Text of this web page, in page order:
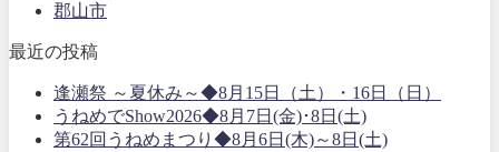
郡山市
最近の投稿
逢瀬祭 ～夏休み～◆8月15日（土）・16日（日）
うねめでShow2026◆8月7日(金)･8日(土)
第62回うねめまつり◆8月6日(木)～8日(土)